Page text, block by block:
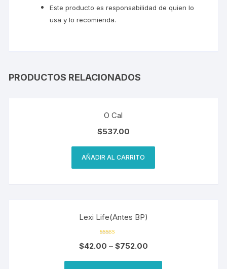
Este producto es responsabilidad de quien lo
usa y lo recomienda.
PRODUCTOS RELACIONADOS
O Cal
$537.00
AÑADIR AL CARRITO
Lexi Life(Antes BP)
4.33
$42.00 – $752.00